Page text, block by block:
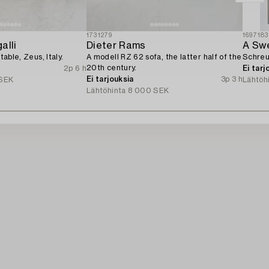
Zeus, Italy.
2p 6 h
1731279
Dieter Rams
A modell RZ 62 sofa, the latter half of the
20th century.
Ei tarjouksia
3p 3 h
Lähtöhinta 8 000 SEK
1697183
A
Ei